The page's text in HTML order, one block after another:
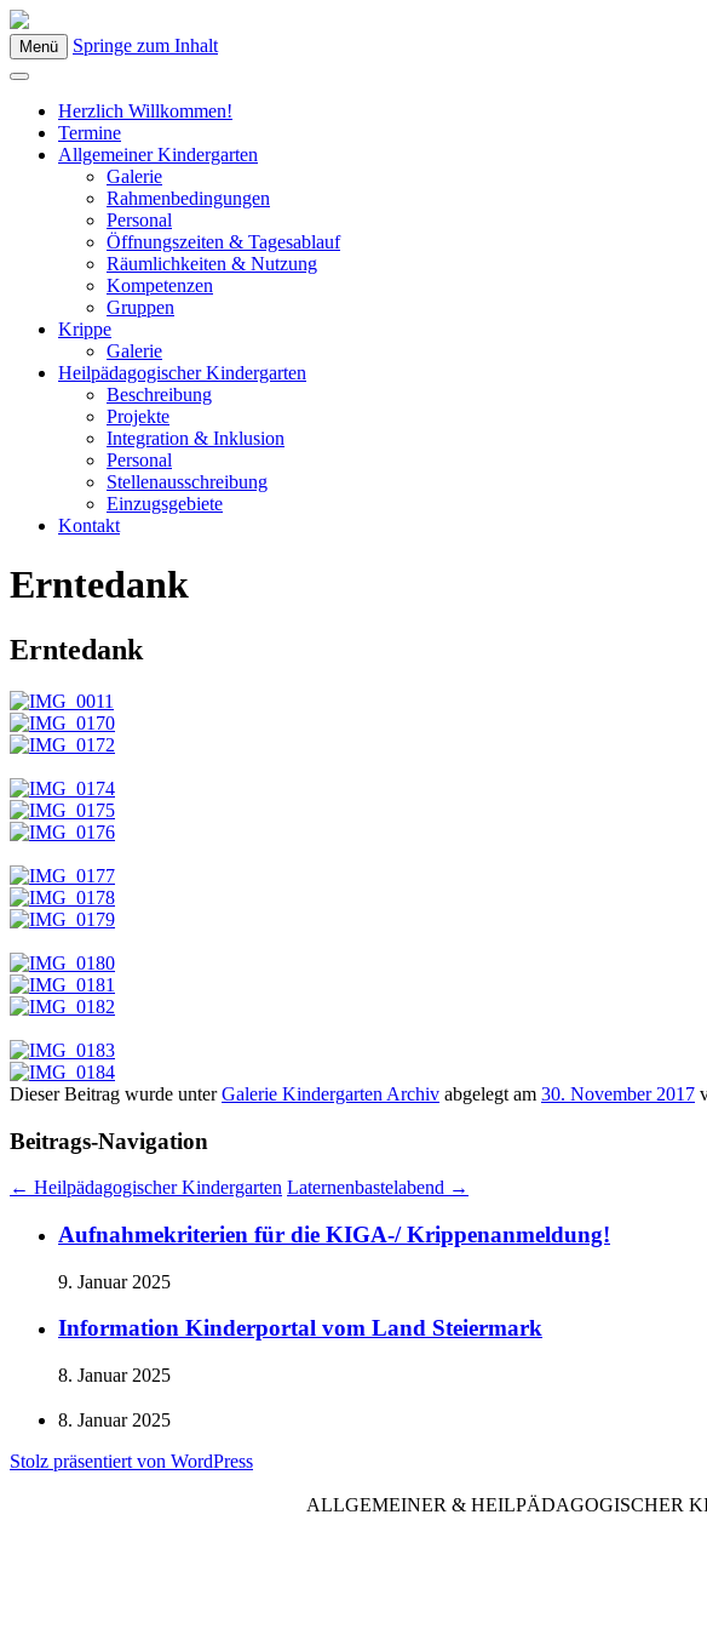
Kindergarten Bad Blumau
Menü Springe zum Inhalt
Herzlich Willkommen!
Termine
Allgemeiner Kindergarten
Galerie
Rahmenbedingungen
Personal
Öffnungszeiten & Tagesablauf
Räumlichkeiten & Nutzung
Kompetenzen
Gruppen
Krippe
Galerie
Heilpädagogischer Kindergarten
Beschreibung
Projekte
Integration & Inklusion
Personal
Stellenausschreibung
Einzugsgebiete
Kontakt
Erntedank
Erntedank
Dieser Beitrag wurde unterGalerie Kindergarten Archiv abgelegt am 30. November 2017
Beitrags-Navigation
← Heilpädagogischer Kindergarten Laternenbastelabend →
Aufnahmekriterien für die KIGA-/ Krippenanmeldung!
9. Januar 2025
Information Kinderportal vom Land Steiermark
8. Januar 2025
8. Januar 2025
Stolz präsentiert von WordPress
ALLGEMEINER & HEILPÄDAGOGISCHER